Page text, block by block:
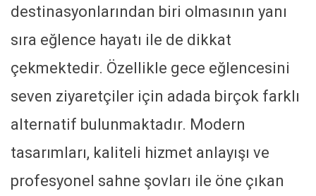
destinasyonlarından biri olmasının yanı
sıra eğlence hayatı ile de dikkat
çekmektedir. Özellikle gece eğlencesini
seven ziyaretçiler için adada birçok farklı
alternatif bulunmaktadır. Modern
tasarımları, kaliteli hizmet anlayışı ve
profesyonel sahne şovları ile öne çıkan